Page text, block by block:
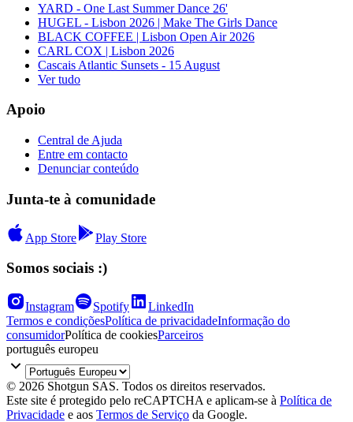
YARD - One Last Summer Dance 26'
HUGEL - Lisbon 2026 | Make The Girls Dance
BLACK COFFEE | Lisbon Open Air 2026
CARL COX | Lisbon 2026
Cascais Atlantic Sunsets - 15 August
Ver tudo
Apoio
Central de Ajuda
Entre em contacto
Denunciar conteúdo
Junta-te à comunidade
App Store Play Store
Somos sociais :)
Instagram Spotify
LinkedIn
Termos e condiçõesPolítica de privacidadeInformação do
consumidorPolítica de cookiesParceiros
português europeu
© 2026 Shotgun SAS. Todos os direitos reservados.
Este site é protegido pelo reCAPTCHA e aplicam-se à Política de
Privacidade e aos Termos de Serviço da Google.